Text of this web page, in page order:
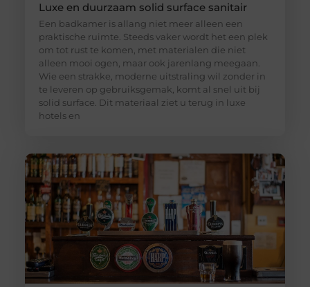
Luxe en duurzaam solid surface sanitair
Een badkamer is allang niet meer alleen een
praktische ruimte. Steeds vaker wordt het een plek
om tot rust te komen, met materialen die niet
alleen mooi ogen, maar ook jarenlang meegaan.
Wie een strakke, moderne uitstraling wil zonder in
te leveren op gebruiksgemak, komt al snel uit bij
solid surface. Dit materiaal ziet u terug in luxe
hotels en